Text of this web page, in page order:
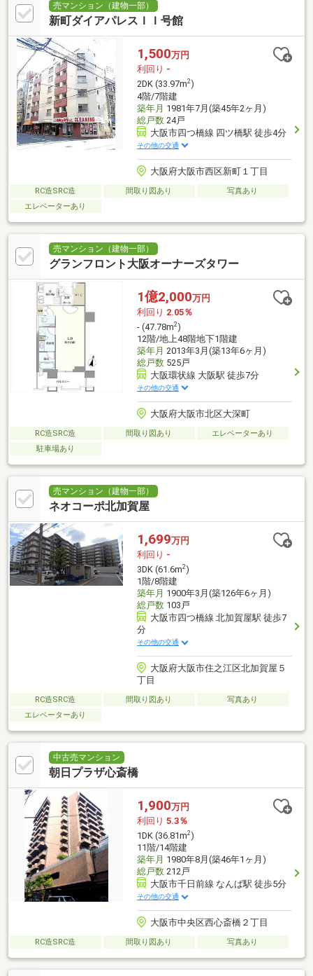
売マンション（建物一部）
新町ダイアパレスＩＩ号館
1,500万円
利回り -
2DK (33.97m2)
4階/7階建
築年月 1981年7月(築45年2ヶ月)
総戸数24戸
大阪市四つ橋線 四ツ橋駅 徒歩4分
その他の交通
大阪府大阪市西区新町１丁目
RC造SRC造 間取り図あり
写真あり
エレベーターあり
売マンション（建物一部）
グランフロント大阪オーナーズタワー
1億2,000万円
利回り 2.05％
- (47.78m2)
12階/地上48階地下1階建
築年月 2013年3月(築13年6ヶ月)
総戸数525戸
大阪環状線 大阪駅 徒歩7分
その他の交通
大阪府大阪市北区大深町
RC造SRC造 間取り図あり
エレベーターあり
駐車場あり
売マンション（建物一部）
ネオコーポ北加賀屋
1,699万円
利回り -
3DK (61.6m2)
1階/8階建
築年月 1900年3月(築126年6ヶ月)
総戸数103戸
大阪市四つ橋線 北加賀屋駅 徒歩7
分
その他の交通
大阪府大阪市住之江区北加賀屋５
丁目
RC造SRC造 間取り図あり
写真あり
エレベーターあり
中古売マンション
朝日プラザ心斎橋
1,900万円
利回り 5.3％
1DK (36.81m2)
11階/14階建
築年月 1980年8月(築46年1ヶ月)
総戸数212戸
大阪市千日前線 なんば駅 徒歩5分
その他の交通
大阪市中央区西心斎橋２丁目
RC造SRC造 間取り図あり 写真あり